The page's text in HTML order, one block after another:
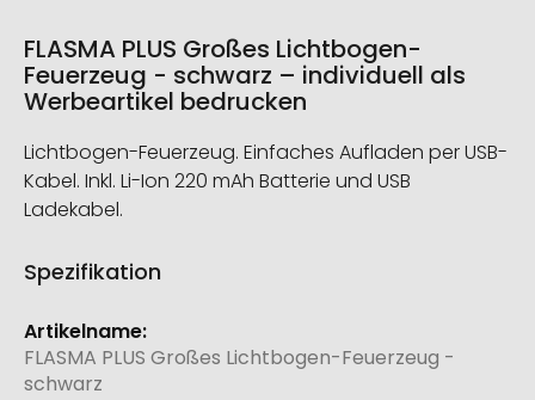
FLASMA PLUS Großes Lichtbogen-
Feuerzeug - schwarz – individuell als
Werbeartikel bedrucken
Lichtbogen-Feuerzeug. Einfaches Aufladen per USB-
Kabel. Inkl. Li-Ion 220 mAh Batterie und USB
Ladekabel.
Spezifikation
Weitere
Informationen
FLASMA PLUS Großes Lichtbogen-Feuerzeug -
schwarz